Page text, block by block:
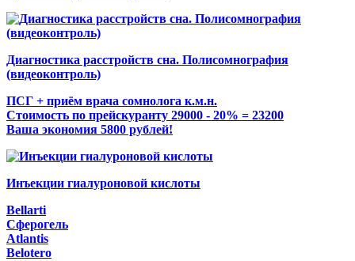
Диагностика расстройств сна. Полисомнография
(видеоконтроль)
ПСГ + приём врача сомнолога к.м.н.
Стоимость по прейскуранту 29000 - 20% = 23200
Ваша экономия 5800 рублей!
Инъекции гиалуроновой кислоты
Bellarti
Сферогель
Atlantis
Belotero